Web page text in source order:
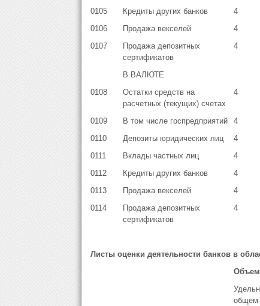
0105
Кредиты других банков 4
0106
Продажа векселей 4
0107
Продажа депозитных
сертификатов
4
В ВАЛЮТЕ
0108
Остатки средств на
расчетных (текущих) счетах
4
0109 В том числе госпредприятий 4
0110
Депозиты юридических лиц 4
0111
Вклады частных лиц 4
0112
Кредиты других банков 4
0113
Продажа векселей 4
0114
Продажа депозитных
сертификатов
4
Листы оценки деятельности банков в
Объем
общем